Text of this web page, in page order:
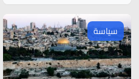
سياسة